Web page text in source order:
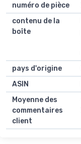
numéro de pièce
contenu de la
boîte
pays d'origine
ASIN
Moyenne des
commentaires
client